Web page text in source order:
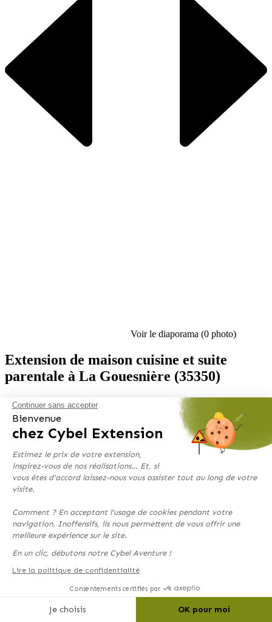
Voir le diaporama (0 photo)
Extension de maison cuisine et suite
parentale à La Gouesnière (35350)
CYBEL EXTENSION, réseau national spécialiste de l’extension de
maison et garage, est présent sur de nombreux territoires français.
Dans la région Bretagne et plus précisément dans le département
d’Ille-et-Vilaine (35), l’agence de Saint Malo - Dinan, travaille sur
de nombreux projets et vous présente dans cet article, une réalisation
dont les travaux se sont récemment achevés.
Destination
Surface
34 m²
Durée chantier
Continuer sans accepter
Bienvenue
chez Cybel Extension
Estimez le prix de votre extension,
inspirez-vous de nos réalisations… Et, si
vous êtes d’accord laissez-nous vous assister tout au long de votre
visite.
Comment ? En acceptant l’usage de cookies pendant votre
navigation. Inoffensifs, ils nous permettent de vous offrir une
meilleure expérience sur le site.
En un clic, débutons notre Cybel Aventure !
Lire la politique de confidentialité
Consentements certifiés par
Je choisis OK pour moi